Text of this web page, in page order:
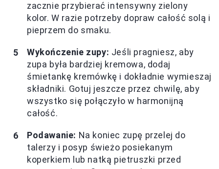
zacznie przybierać intensywny zielony
kolor. W razie potrzeby dopraw całość solą i
pieprzem do smaku.
Wykończenie zupy: Jeśli pragniesz, aby
zupa była bardziej kremowa, dodaj
śmietankę kremówkę i dokładnie wymieszaj
składniki. Gotuj jeszcze przez chwilę, aby
wszystko się połączyło w harmonijną
całość.
Podawanie: Na koniec zupę przelej do
talerzy i posyp świeżo posiekanym
koperkiem lub natką pietruszki przed